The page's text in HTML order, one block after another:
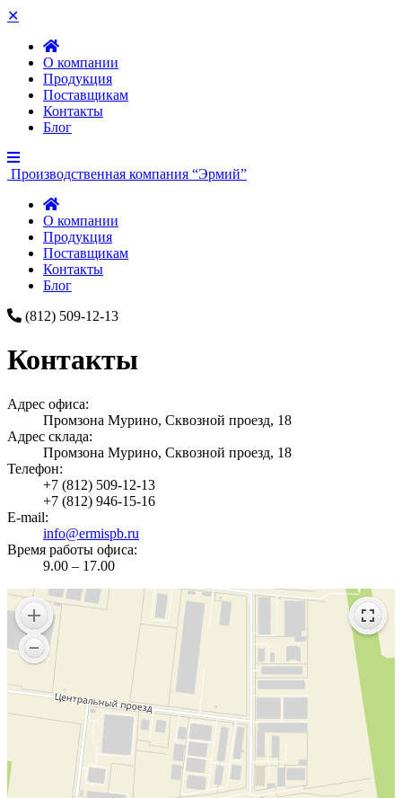
✕
О компании
Продукция
Поставщикам
Контакты
Блог
Производственная компания “Эрмий”
О компании
Продукция
Поставщикам
Контакты
Блог
(812) 509-12-13
Контакты
Адрес офиса:
Промзона Мурино, Сквозной проезд, 18
Адрес склада:
Промзона Мурино, Сквозной проезд, 18
Телефон:
+7 (812) 509-12-13
+7 (812) 946-15-16
E-mail:
info@ermispb.ru
Время работы офиса:
9.00 – 17.00